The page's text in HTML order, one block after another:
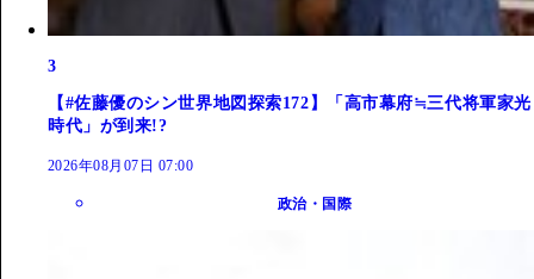
3
【#佐藤優のシン世界地図探索172】「高市幕府≒三代将軍家光
時代」が到来!?
2026年08月07日 07:00
政治・国際